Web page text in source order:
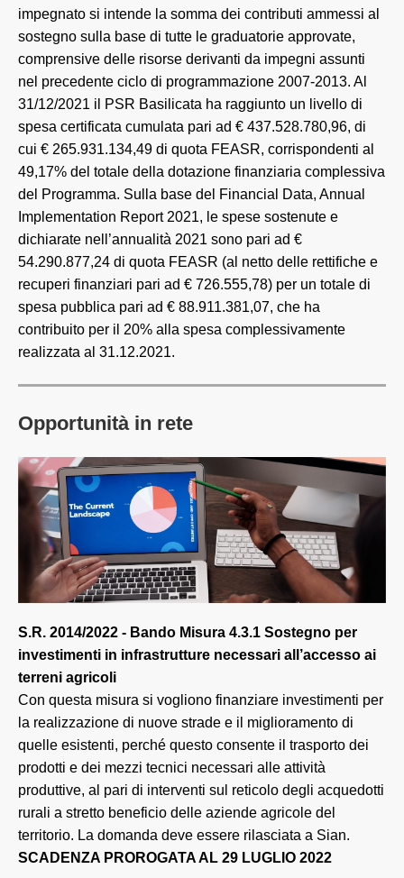
impegnato si intende la somma dei contributi ammessi al
sostegno sulla base di tutte le graduatorie approvate,
comprensive delle risorse derivanti da impegni assunti
nel precedente ciclo di programmazione 2007-2013. Al
31/12/2021 il PSR Basilicata ha raggiunto un livello di
spesa certificata cumulata pari ad € 437.528.780,96, di
cui € 265.931.134,49 di quota FEASR, corrispondenti al
49,17% del totale della dotazione finanziaria complessiva
del Programma. Sulla base del Financial Data, Annual
Implementation Report 2021, le spese sostenute e
dichiarate nell’annualità 2021 sono pari ad €
54.290.877,24 di quota FEASR (al netto delle rettifiche e
recuperi finanziari pari ad € 726.555,78) per un totale di
spesa pubblica pari ad € 88.911.381,07, che ha
contribuito per il 20% alla spesa complessivamente
realizzata al 31.12.2021.
Opportunità in rete
S.R. 2014/2022 - Bando Misura 4.3.1 Sostegno per
investimenti in infrastrutture necessari all’accesso ai
terreni agricoli
Con questa misura si vogliono finanziare investimenti per
la realizzazione di nuove strade e il miglioramento di
quelle esistenti, perché questo consente il trasporto dei
prodotti e dei mezzi tecnici necessari alle attività
produttive, al pari di interventi sul reticolo degli acquedotti
rurali a stretto beneficio delle aziende agricole del
territorio. La domanda deve essere rilasciata a Sian.
SCADENZA PROROGATA AL 29 LUGLIO 2022